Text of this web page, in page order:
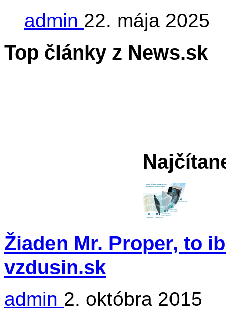
admin 22. mája 2025
Top články z News.sk
Žiaden Mr. Proper, to
vzdusin.sk
admin 2. októbra 2015